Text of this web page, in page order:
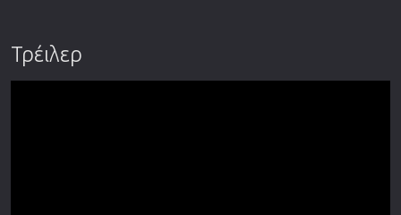
Τρέιλερ